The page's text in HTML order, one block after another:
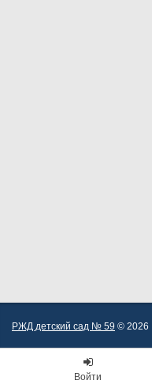
РЖД детский сад № 59 © 2026
Войти